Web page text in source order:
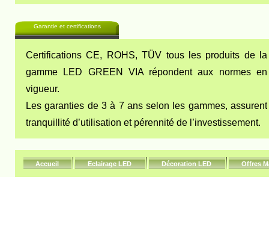
Accueil Eclairage LED Décoration LED Offres
Garantie et certifications
Certifications CE, ROHS, TÜV tous les produits de la
gamme LED GREEN VIA répondent aux normes en
vigueur.
Les garanties de 3 à 7 ans selon les gammes, assurent
tranquillité d’utilisation et pérennité de l’investissement.